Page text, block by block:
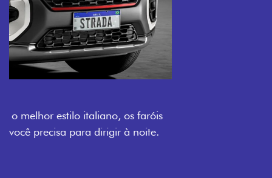
PORTAS
Todo mundo pode viajar confortável na Fiat Strada,